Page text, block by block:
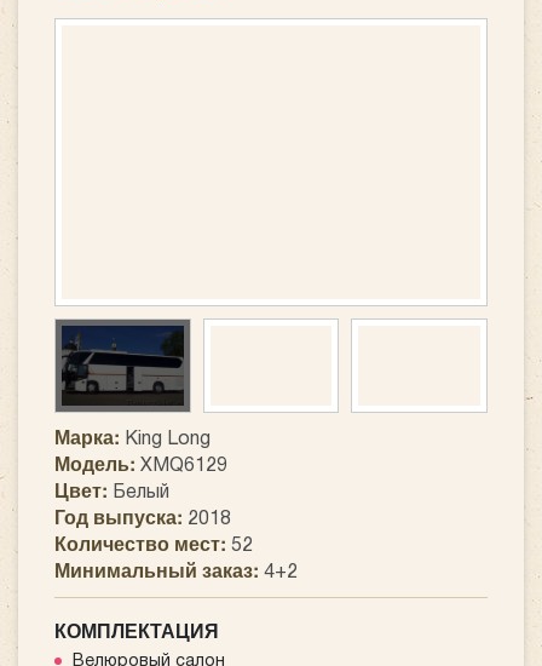
Марка: King Long
Модель: XMQ6129
Цвет: Белый
Год выпуска: 2018
Количество мест: 52
Минимальный заказ: 4+2
КОМПЛЕКТАЦИЯ
Велюровый салон